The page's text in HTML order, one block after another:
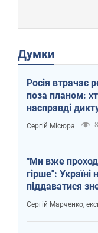
Думки
Росія втрачає
поза планом:
насправді
темп війни
Сергій Місюра
"Ми вже
гірше": Україні
піддаватися
ракетний терор
Сергій Марченко,